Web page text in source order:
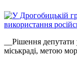
__Рішення
міськраді, метою